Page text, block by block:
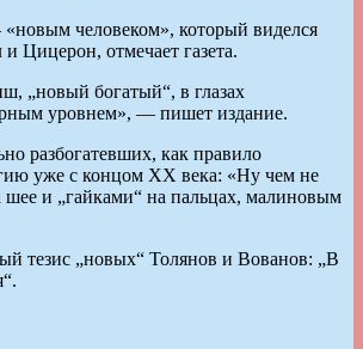
человеком», который виделся
Цицерон, отмечает газета.
„новый богатый“, в глазах
уровнем», — пишет издание.
разбогатевших, как правило
уже с концом XX века: «Ну чем не
шее и „гайками“ на пальцах, малиновым
тезис „новых“ Толянов и Вованов: „В